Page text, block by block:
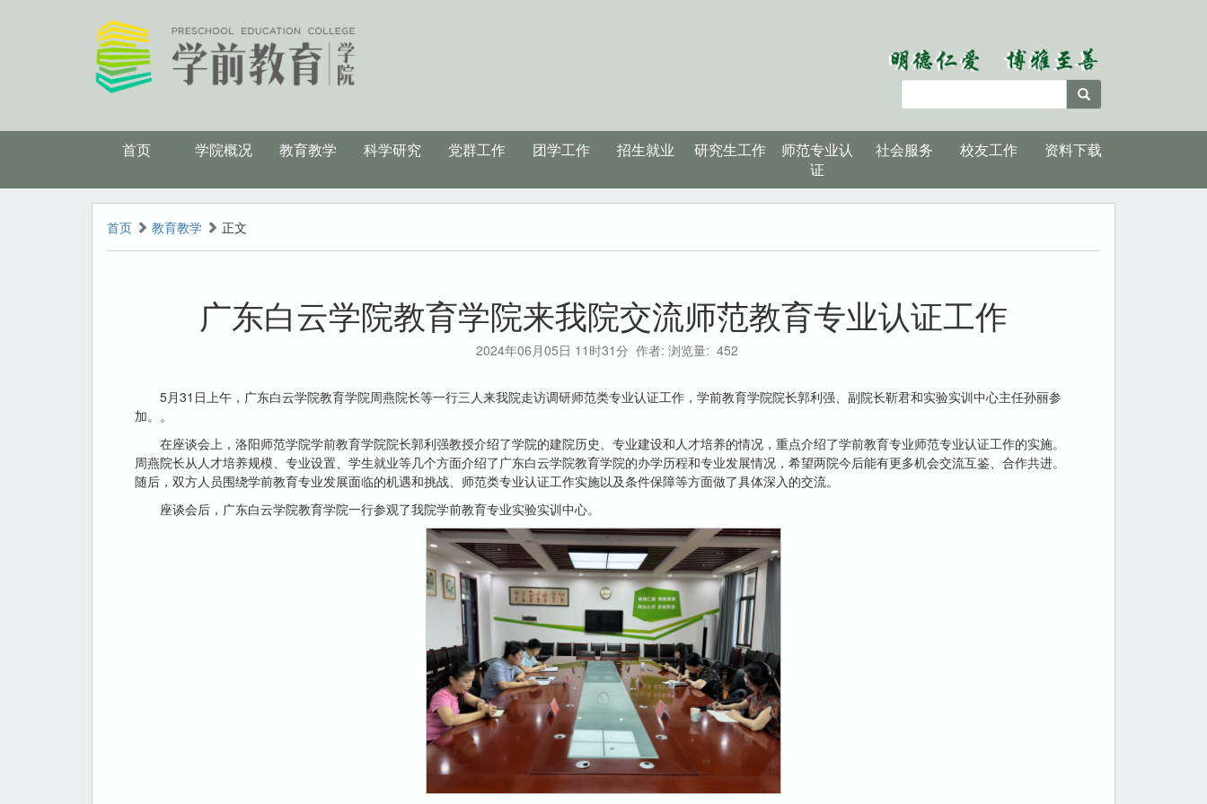
首页 学院概况 教育教学 科学研究 党群工作 团学工作 招生就业 研究生工作
师范专业认
证
社会服务 校友工作 资料下载
首页 教育教学 正文
广东白云学院教育学院来我院交流师范教育专业认证工作
2024年06月05日 11时31分 作者: 浏览量: 452
5月31日上午，广东白云学院教育学院周燕院长等一行三人来我院走访调研师范类专业认证工作，学前教育学院院长郭利强、副院长靳君和实验实训中心主任孙丽参
加。。
在座谈会上，洛阳师范学院学前教育学院院长郭利强教授介绍了学院的建院历史、专业建设和人才培养的情况，重点介绍了学前教育专业师范专业认证工作的实施。
周燕院长从人才培养规模、专业设置、学生就业等几个方面介绍了广东白云学院教育学院的办学历程和专业发展情况，希望两院今后能有更多机会交流互鉴、合作共进。
随后，双方人员围绕学前教育专业发展面临的机遇和挑战、师范类专业认证工作实施以及条件保障等方面做了具体深入的交流。
座谈会后，广东白云学院教育学院一行参观了我院学前教育专业实验实训中心。